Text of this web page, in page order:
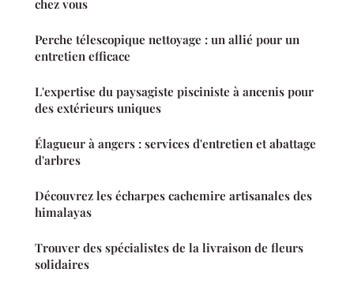
chez vous
Perche télescopique nettoyage : un allié pour un
entretien efficace
L'expertise du paysagiste pisciniste à ancenis pour
des extérieurs uniques
Élagueur à angers : services d'entretien et abattage
d'arbres
Découvrez les écharpes cachemire artisanales des
himalayas
Trouver des spécialistes de la livraison de fleurs
solidaires